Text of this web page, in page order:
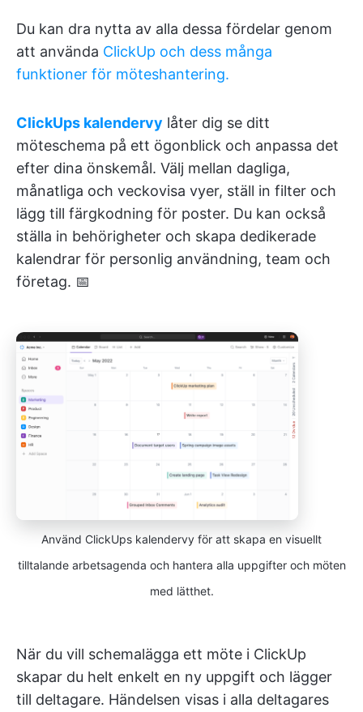
Du kan dra nytta av alla dessa fördelar genom
att använda ClickUp och dess många
funktioner för möteshantering.
ClickUps kalendervy låter dig se ditt
möteschema på ett ögonblick och anpassa det
efter dina önskemål. Välj mellan dagliga,
månatliga och veckovisa vyer, ställ in filter och
lägg till färgkodning för poster. Du kan också
ställa in behörigheter och skapa dedikerade
kalendrar för personlig användning, team och
företag. 📅
Använd ClickUps kalendervy för att skapa en visuellt
tilltalande arbetsagenda och hantera alla uppgifter och möten
med lätthet.
När du vill schemalägga ett möte i ClickUp
skapar du helt enkelt en ny uppgift och lägger
till deltagare. Händelsen visas i alla deltagares